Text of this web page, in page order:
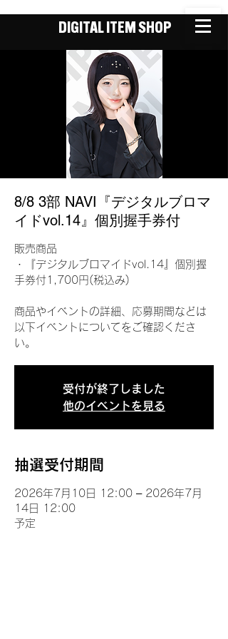
DIGITAL ITEM SHOP
8/8 3部 NAVI『デジタルブロマ
イドvol.14』個別握手券付
販売商品
・『デジタルブロマイドvol.14』個別握
手券付1,700円(税込み)
商品やイベントの詳細、応募期間などは
以下イベントについてをご確認くださ
い。
受付が終了しました
他のイベントを見る
抽選受付期間
2026年7月10日 12:00 – 2026年7月
14日 12:00
予定